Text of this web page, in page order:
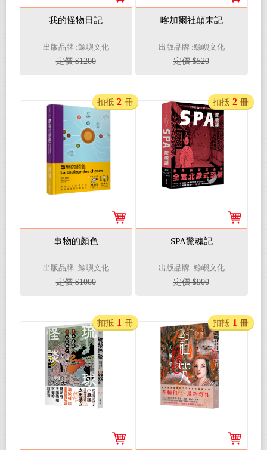
我的怪物日記
出版品牌 :鯨嶼文化
定價 $1200
喀加爾社顛末記
出版品牌 :鯨嶼文化
定價 $520
事物的顏色
出版品牌 :鯨嶼文化
定價 $1000
扣抵 2 冊
SPA驚魂記
出版品牌 :鯨嶼文化
定價 $900
扣抵 2 冊
扣抵 1 冊 扣抵 1 冊